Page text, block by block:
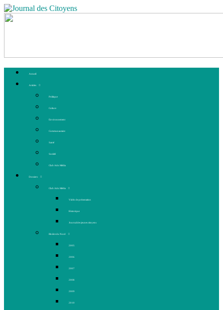
Accueil
Articles
Politique
Culture
Environnement
Communautaire
Santé
Société
Club Ado Média
Dossiers
Club Ado Média
Vidéo de présentation
Historique
Journal des jeunes citoyens
Rivière du Nord
2005
2006
2007
2008
2009
2010